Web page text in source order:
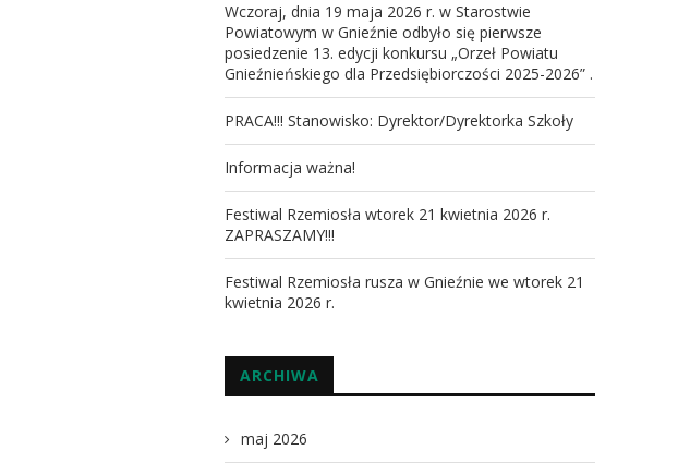
Wczoraj, dnia 19 maja 2026 r. w Starostwie
Powiatowym w Gnieźnie odbyło się pierwsze
posiedzenie 13. edycji konkursu „Orzeł Powiatu
Gnieźnieńskiego dla Przedsiębiorczości 2025-2026” .
PRACA!!! Stanowisko: Dyrektor/Dyrektorka Szkoły
Informacja ważna!
Festiwal Rzemiosła wtorek 21 kwietnia 2026 r.
ZAPRASZAMY!!!
Festiwal Rzemiosła rusza w Gnieźnie we wtorek 21
kwietnia 2026 r.
ARCHIWA
maj 2026